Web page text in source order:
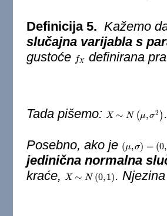
Definicija 5. Kažemo
slučajna varijabla s
gustoće fX
fX definirana
Tada pišemo: X ∼ N (μ,σ2 )
X∼N( μ,σ 2 ) .
Posebno, ako je (μ, σ) = (0,
(μ,σ)=( 0,1 )
jedinična normalna
kraće, X ∼ N (0,1)
X∼N( 0,1 ) .